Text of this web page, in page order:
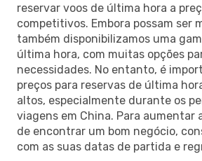
reservar voos de última hora a
competitivos. Embora possam ser
também disponibilizamos uma
última hora, com muitas opções
necessidades. No entanto, é
preços para reservas de última
altos, especialmente durante os
viagens em China. Para aumentar
de encontrar um bom negócio,
com as suas datas de partida e